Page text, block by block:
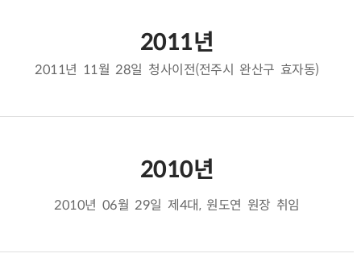
2011년
2011년 11월 28일 청사이전(전주시 완산구 효자동)
2010년
2010년 06월 29일 제4대, 원도연 원장 취임